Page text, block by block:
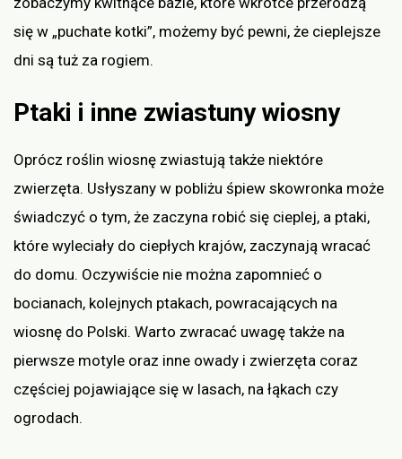
się w „puchate kotki”, możemy być pewni, że cieplejsze
dni są tuż za rogiem.
Ptaki i inne zwiastuny wiosny
Oprócz roślin wiosnę zwiastują także niektóre
zwierzęta. Usłyszany w pobliżu śpiew skowronka może
świadczyć o tym, że zaczyna robić się cieplej, a ptaki,
które wyleciały do ciepłych krajów, zaczynają wracać
do domu. Oczywiście nie można zapomnieć o
bocianach, kolejnych ptakach, powracających na
wiosnę do Polski. Warto zwracać uwagę także na
pierwsze motyle oraz inne owady i zwierzęta coraz
częściej pojawiające się w lasach, na łąkach czy
ogrodach.